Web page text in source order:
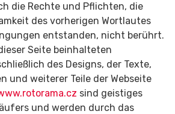
die Rechte und Pflichten, die
des vorherigen Wortlautes
entstanden, nicht berührt.
Seite beinhalteten
des Designs, der Texte,
und weiterer Teile der Webseite
sind geistiges
und werden durch das